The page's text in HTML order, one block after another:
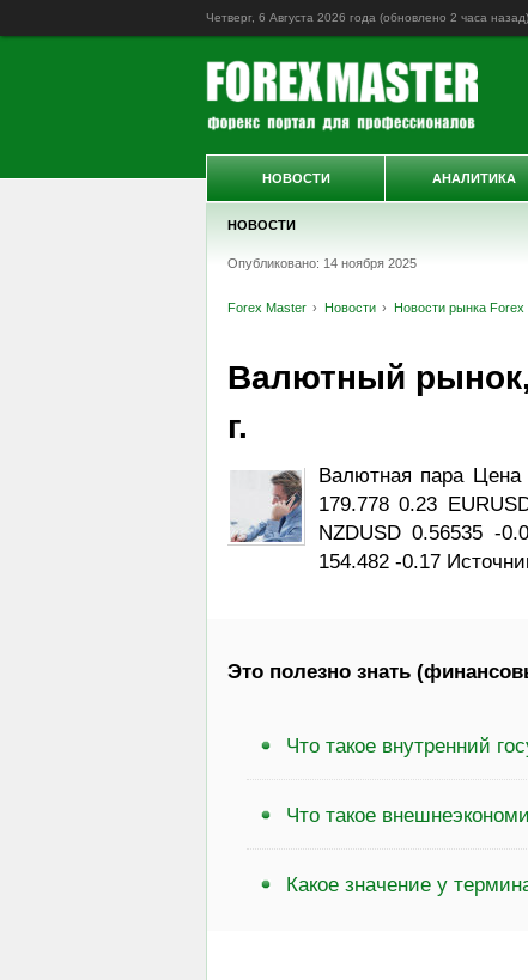
Четверг, 6 Августа 2026 года (обновлено 2 часа назад)
НОВОСТИ
Опубликовано: 14 ноября 2025
Forex Master Новости Новости рынка Forex
Валютный
г.
Валютная пара Цена
179.778 0.23
NZDUSD 0.56535 -
154.482 -0.17
Это полезно знать
Что такое внутренний
Что такое
Какое значение у
НОВОСТИ АНАЛИТИКА